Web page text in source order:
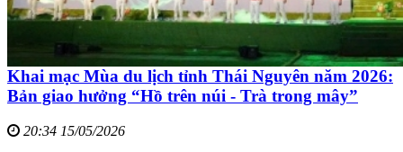
Khai mạc Mùa du lịch tỉnh Thái Nguyên năm 2026:
Bản giao hưởng “Hồ trên núi - Trà trong mây”
20:34 15/05/2026